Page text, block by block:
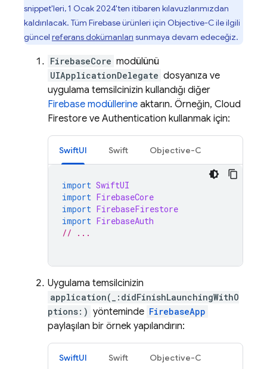
snippet'leri, 1 Ocak 2024'ten itibaren kılavuzlarımızdan
kaldırılacak. Tüm Firebase ürünleri için Objective-C ile ilgili
güncel referans dokümanları sunmaya devam edeceğiz.
FirebaseCore modülünü
UIApplicationDelegate dosyanıza ve
uygulama temsilcinizin kullandığı diğer
Firebase modüllerine aktarın. Örneğin, Cloud
Firestore ve Authentication kullanmak için:
SwiftUI Swift Objective-C
import SwiftUI
import FirebaseCore
import FirebaseFirestore
import FirebaseAuth
// ...
Uygulama temsilcinizin
application(_:didFinishLaunchingWithO
ptions:) yönteminde FirebaseApp
paylaşılan bir örnek yapılandırın:
SwiftUI Swift Objective-C